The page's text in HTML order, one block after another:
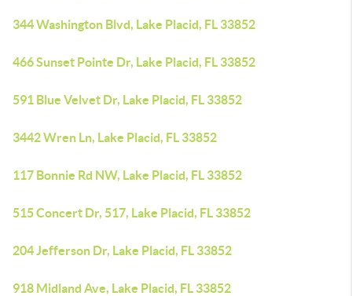
344 Washington Blvd, Lake Placid, FL 33852
466 Sunset Pointe Dr, Lake Placid, FL 33852
591 Blue Velvet Dr, Lake Placid, FL 33852
3442 Wren Ln, Lake Placid, FL 33852
117 Bonnie Rd NW, Lake Placid, FL 33852
515 Concert Dr, 517, Lake Placid, FL 33852
204 Jefferson Dr, Lake Placid, FL 33852
918 Midland Ave, Lake Placid, FL 33852